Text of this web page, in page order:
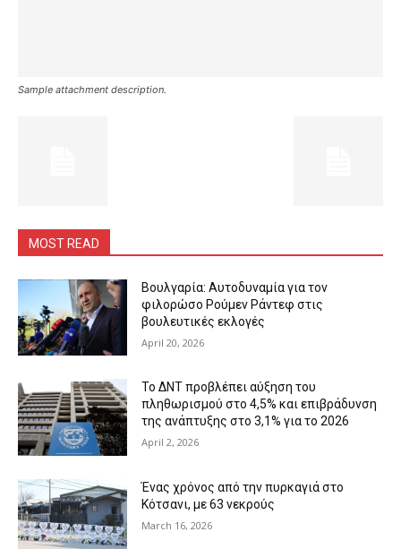
Sample attachment description.
MOST READ
Βουλγαρία: Αυτοδυναμία για τον
φιλορώσο Ρούμεν Ράντεφ στις
βουλευτικές εκλογές
April 20, 2026
Το ΔΝΤ προβλέπει αύξηση του
πληθωρισμού στο 4,5% και επιβράδυνση
της ανάπτυξης στο 3,1% για το 2026
April 2, 2026
Ένας χρόνος από την πυρκαγιά στο
Κότσανι, με 63 νεκρούς
March 16, 2026